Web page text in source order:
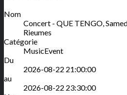
Nom
Concert - QUE TENGO,
Rieumes
Catégorie
MusicEvent
Du
2026-08-22 21:00:00
au
2026-08-22 23:30:00